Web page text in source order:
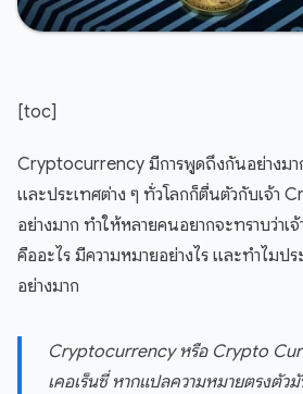
[toc]
Cryptocurrency มีการพูดถึงกันอย่างมา
และประเทศต่าง ๆ ทั่วโลกก็ตื่นตัวกับเจ้า
อย่างมาก ทำให้หลายคนอยากจะทราบว่า
คืออะไร มีความหมายอย่างไร และทำไมป
อย่างมาก
Cryptocurrency หรือ Crypto
เคอเร็นซี่ หากแปลความหมายตรงตัว